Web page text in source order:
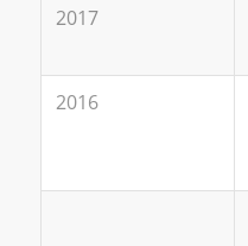
2017
2016